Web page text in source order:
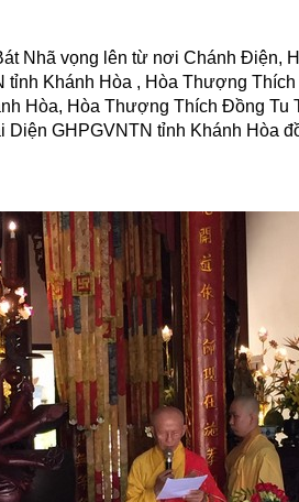
Nhã vọng lên từ nơi Chánh Điện,
tỉnh Khánh Hòa , Hòa Thượng
Hòa, Hòa Thượng Thích Đồng Tu
GHPGVNTN tỉnh Khánh Hòa